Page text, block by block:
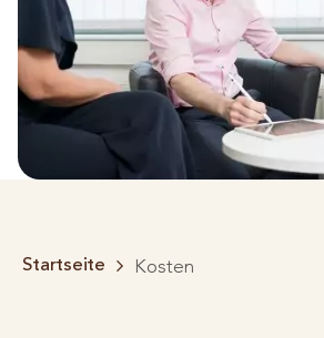
Startseite Kosten